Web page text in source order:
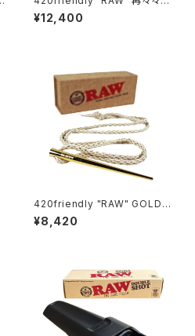
入荷！笑いを呼ぶRAWの究極デ
バイス『Smoke Thrower』
¥12,400
420friendly "RAW" GOLD
ポーカーと編み込み麻ネックレ
ス 24Kメッキ
¥8,420